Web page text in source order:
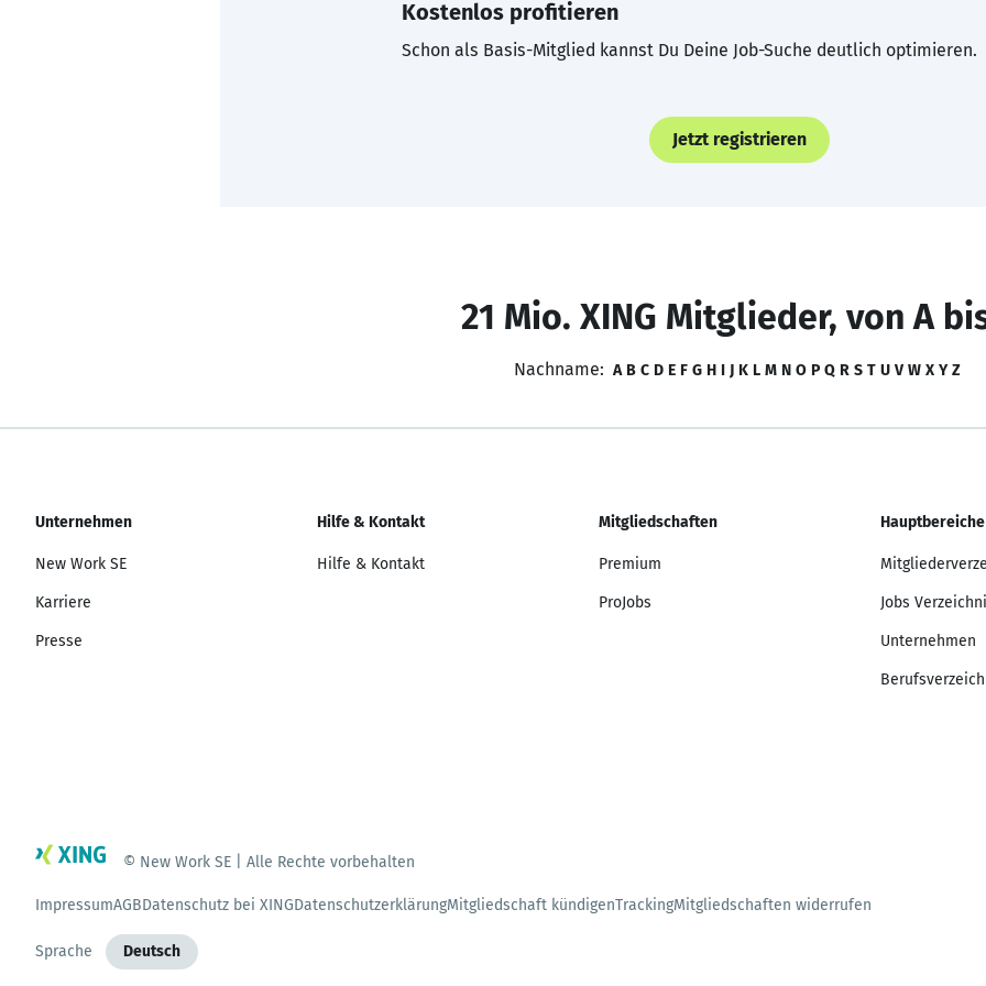
Kostenlos profitieren
Schon als Basis-Mitglied kannst Du Deine Job-Suche deutlich optimieren.
Jetzt registrieren
21 Mio. XING Mitglieder, von A
Nachname: A B C D E F G H I J K L M N O P Q R S T U V W X Y Z
Unternehmen
New Work SE
Karriere
Presse
Hilfe & Kontakt
Hilfe & Kontakt
Mitgliedschaften
Premium
ProJobs
Hauptbereiche
Jobs
Unternehmen
© New Work SE | Alle Rechte vorbehalten
ImpressumAGBDatenschutz bei XINGDatenschutzerklärungMitgliedschaft kündigenTrackingMitgliedschaften widerrufen
Sprache Deutsch